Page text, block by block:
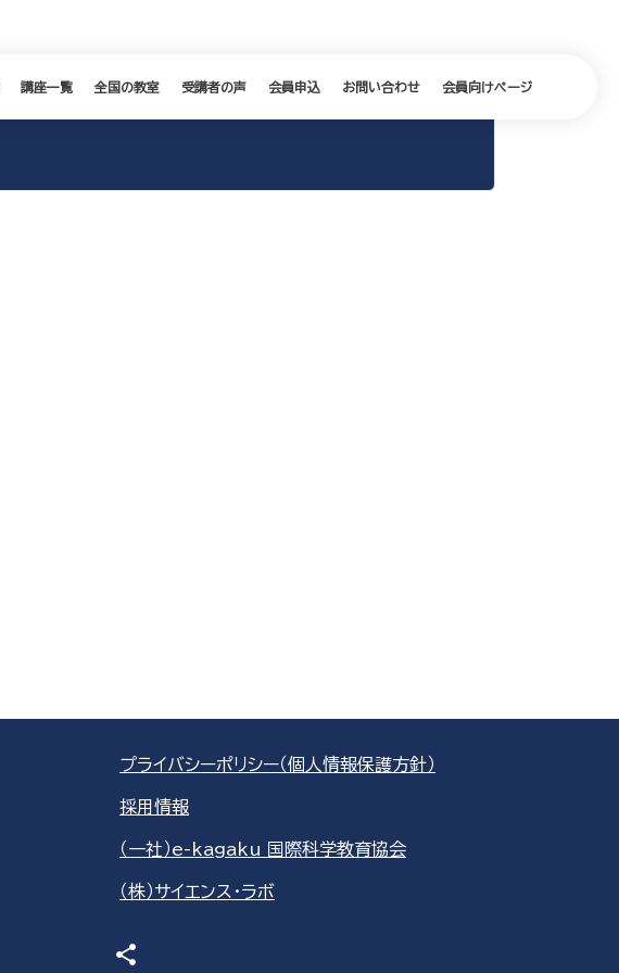
講座一覧 全国の教室 受講者の声 会員申込 お問い合わせ 会員向けページ
プライバシーポリシー（個人情報保護方針）
採用情報
（一社）e-kagaku 国際科学教育協会
（株）サイエンス・ラボ
share